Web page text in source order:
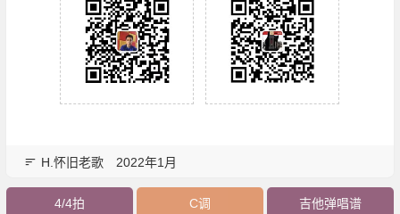
H.怀旧老歌 2022年1月
4/4拍 C调 吉他弹唱谱